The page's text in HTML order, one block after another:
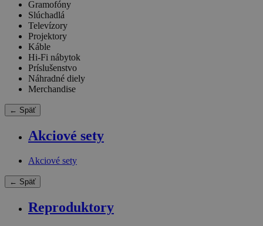
Gramofóny
Slúchadlá
Televízory
Projektory
Káble
Hi-Fi nábytok
Príslušenstvo
Náhradné diely
Merchandise
← Späť
Akciové sety
Akciové sety
← Späť
Reproduktory